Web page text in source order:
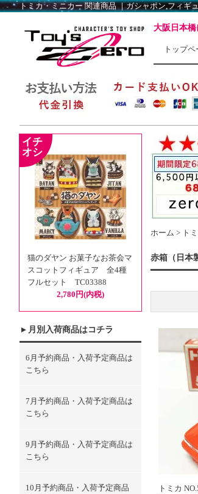
トミカ・ミニカー 関連商品 ｜ガシャポン,フィギ
大阪日本橋
トップペ
猫のダヤン お菓子なお茶会マ
スコットフィギュア 全4種
フルセット TC03388
2,780円(内税)
月別入荷商品はコチラ
6月予約商品・入荷予定商品は
こちら
7月予約商品・入荷予定商品は
こちら
9月予約商品・入荷予定商品は
こちら
10月予約商品・入荷予定商品
ホーム > ト
赤箱（日本
トミカ